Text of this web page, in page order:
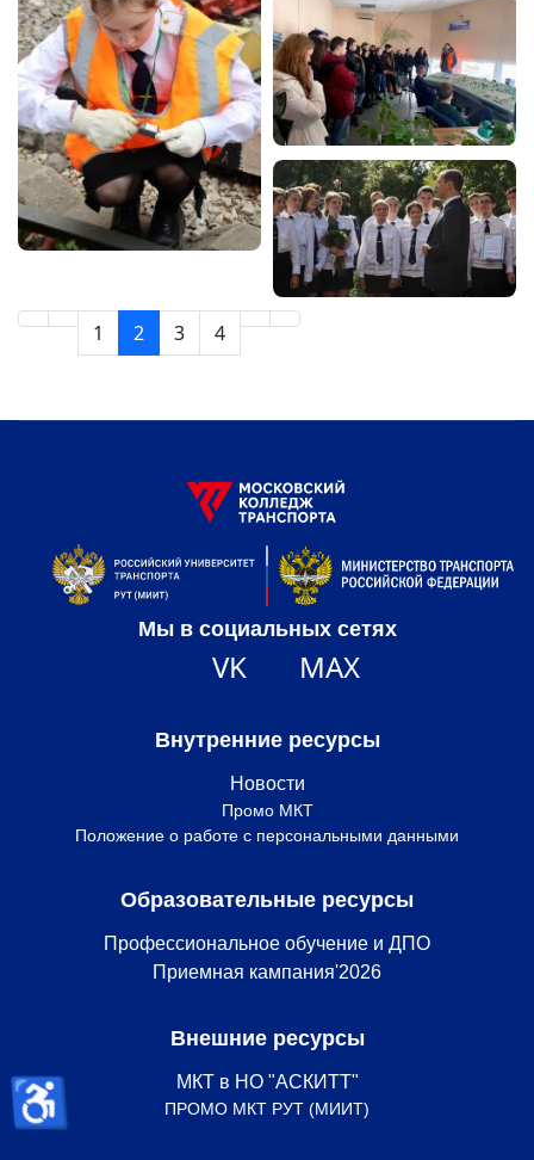
1 2 3 4
Мы в социальных сетях
VK MAX
Внутренние ресурсы
Новости
Промо МКТ
Положение о работе с персональными данными
Образовательные ресурсы
Профессиональное обучение и ДПО
Приемная кампания'2026
Внешние ресурсы
МКТ в НО "АСКИТТ"
ПРОМО МКТ РУТ (МИИТ)